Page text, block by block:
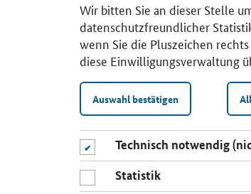
Wir bitten Sie an dieser Stelle
datenschutzfreundlicher
wenn Sie die Pluszeichen
diese Einwilligungsverwaltung
Auswahl bestätigen
Technisch notwendig
Statistik